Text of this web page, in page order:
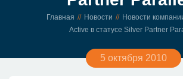
Главная Новости Новости
Active в статусе Silver Partner
5 октября 2010